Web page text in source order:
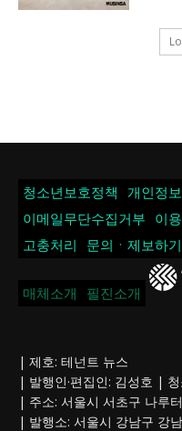
청소년보호정책 개인정
이메일무단수집거부
이
고충처리
문의ㆍ제보하기
매체소개 필진소개
| 제호: 테넌트 뉴스
| 발행인·편집인: 김성호 |
| 주소: 서울시 서초구 나루
| 발행소: 서울시 강남구 강